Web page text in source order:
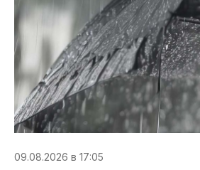
09.08.2026 в 17:05